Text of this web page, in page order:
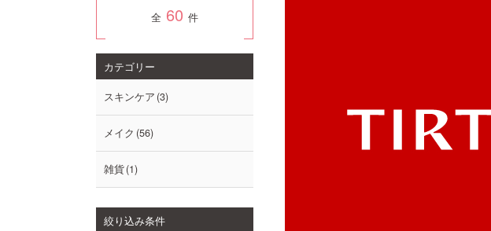
全 60 件
カテゴリー
スキンケア 3
メイク 56
雑貨 1
絞り込み条件